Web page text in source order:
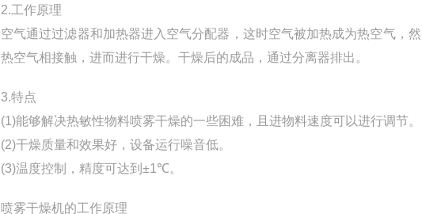
2.工作原理
空气通过过滤器和加热器进入空气分配器，这时空气被加热成为热空气，
热空气相接触，进而进行干燥。干燥后的成品，通过分离器排出。
3.特点
(1)能够解决热敏性物料喷雾干燥的一些困难，且进物料速度可以进行调节。
(2)干燥质量和效果好，设备运行噪音低。
(3)温度控制，精度可达到 ±1℃。
喷雾干燥机的工作原理